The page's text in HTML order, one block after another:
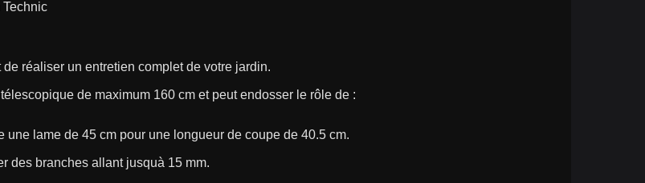
Technic
réaliser un entretien complet de votre jardin.
télescopique de maximum 160 cm et peut endosser le rôle de :
une lame de 45 cm pour une longueur de coupe de 40.5 cm.
des branches allant jusquà 15 mm.